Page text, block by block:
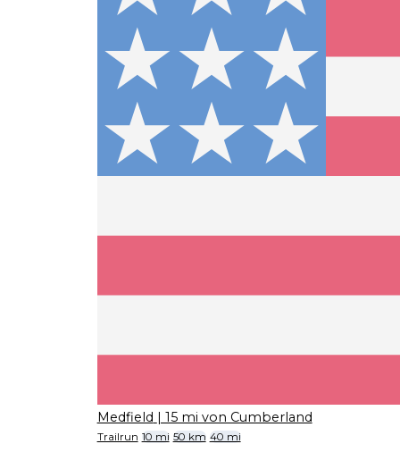
Medfield | 15 mi von Cumberland
Trailrun 10 mi 50 km 40 mi